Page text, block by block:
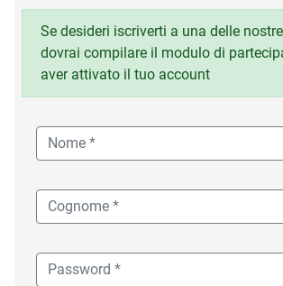
Se desideri iscriverti a una delle
dovrai compilare il modulo di
aver attivato il tuo account